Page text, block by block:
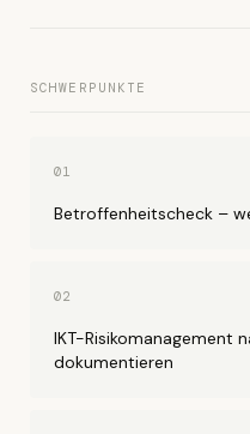
SCHWERPUNKTE
01
Betroffenheitscheck –
02
IKT-Risikomanagement
dokumentieren